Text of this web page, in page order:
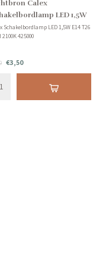
Calex
LED 1,5W
Schakelbordlamp LED 1,5W E14 T26
2100K 425000
€3,50